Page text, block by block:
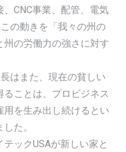
CNC事業、配管、電気
の動きを「我々の州の
州の労働力の強さに対す
はまた、現在の貧しい
ことは、プロビジネス
を生み出し続けるとい
た。
テックUSAが新しい家と